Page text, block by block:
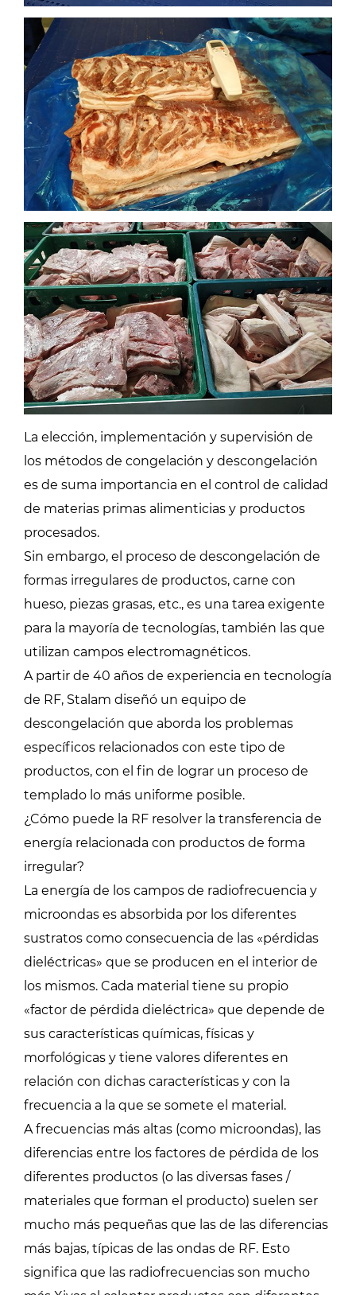
La elección, implementación y supervisión de
los métodos de congelación y descongelación
es de suma importancia en el control de calidad
de materias primas alimenticias y productos
procesados.
Sin embargo, el proceso de descongelación de
formas irregulares de productos, carne con
hueso, piezas grasas, etc., es una tarea exigente
para la mayoría de tecnologías, también las que
utilizan campos electromagnéticos.
A partir de 40 años de experiencia en tecnología
de RF, Stalam diseñó un equipo de
descongelación que aborda los problemas
específicos relacionados con este tipo de
productos, con el fin de lograr un proceso de
templado lo más uniforme posible.
¿Cómo puede la RF resolver la transferencia de
energía relacionada con productos de forma
irregular?
La energía de los campos de radiofrecuencia y
microondas es absorbida por los diferentes
sustratos como consecuencia de las «pérdidas
dieléctricas» que se producen en el interior de
los mismos. Cada material tiene su propio
«factor de pérdida dieléctrica» que depende de
sus características químicas, físicas y
morfológicas y tiene valores diferentes en
relación con dichas características y con la
frecuencia a la que se somete el material.
A frecuencias más altas (como microondas), las
diferencias entre los factores de pérdida de los
diferentes productos (o las diversas fases /
materiales que forman el producto) suelen ser
mucho más pequeñas que las de las diferencias
más bajas, típicas de las ondas de RF. Esto
significa que las radiofrecuencias son mucho